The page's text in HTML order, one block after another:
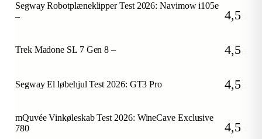
Segway Robotplæneklipper Test 2026: Navimow i105e
–
4,5
Trek Madone SL 7 Gen 8 – 4,5
Segway El løbehjul Test 2026: GT3 Pro 4,5
mQuvée Vinkøleskab Test 2026: WineCave Exclusive
780
4,5